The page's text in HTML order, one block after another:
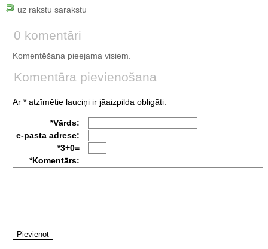
uz rakstu sarakstu
0 komentāri
Komentēšana pieejama visiem.
Komentāra pievienošana
Ar * atzīmētie lauciņi ir jāaizpilda obligāti.
*Vārds:
e-pasta adrese:
*3+0=
*Komentārs: